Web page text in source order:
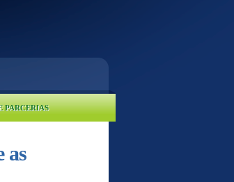
PARCERIAS
as